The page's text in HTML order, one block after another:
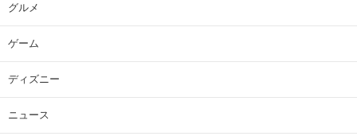
グルメ
ゲーム
ディズニー
ニュース